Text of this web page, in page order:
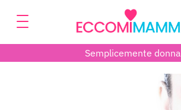
Semplicemente donna